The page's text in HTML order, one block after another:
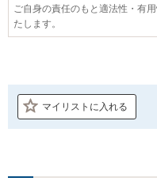
ご自身の責任のもと適法性・有
たします。
マイリストに入れる